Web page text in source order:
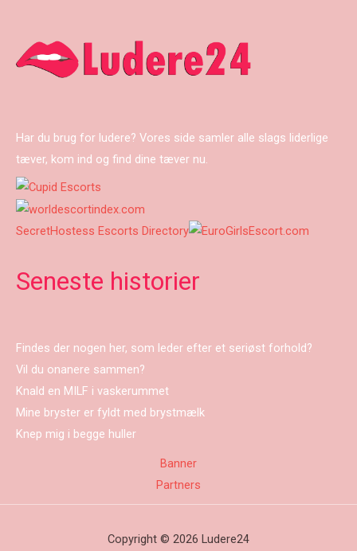
Har du brug for ludere? Vores side samler alle slags liderlige
tæver, kom ind og find dine tæver nu.
SecretHostess Escorts Directory
Seneste historier
Findes der nogen her, som leder efter et seriøst forhold?
Vil du onanere sammen?
Knald en MILF i vaskerummet
Mine bryster er fyldt med brystmælk
Knep mig i begge huller
Banner
Partners
Copyright © 2026 Ludere24